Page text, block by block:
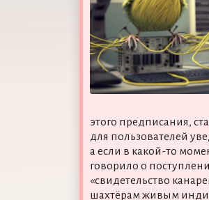
этого предписания,
для пользователей
а если в какой-то
говорило о
«свидетельство
шахтёрам живым